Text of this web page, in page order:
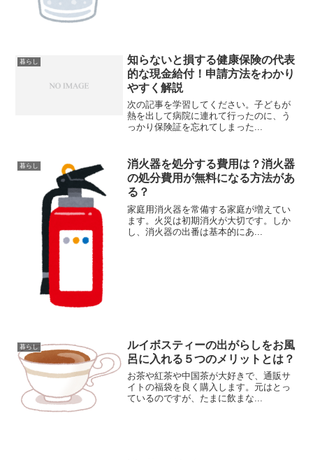
暮らし
知らないと損する健康保険の代表
的な現金給付！申請方法をわかり
やすく解説
次の記事を学習してください。子どもが
熱を出して病院に連れて行ったのに、う
っかり保険証を忘れてしまった...
暮らし
消火器を処分する費用は？消火器
の処分費用が無料になる方法があ
る？
家庭用消火器を常備する家庭が増えてい
ます。火災は初期消火が大切です。しか
し、消火器の出番は基本的にあ...
暮らし
ルイボスティーの出がらしをお風
呂に入れる５つのメリットとは？
お茶や紅茶や中国茶が大好きで、通販サ
イトの福袋を良く購入します。元はとっ
ているのですが、たまに飲まな...